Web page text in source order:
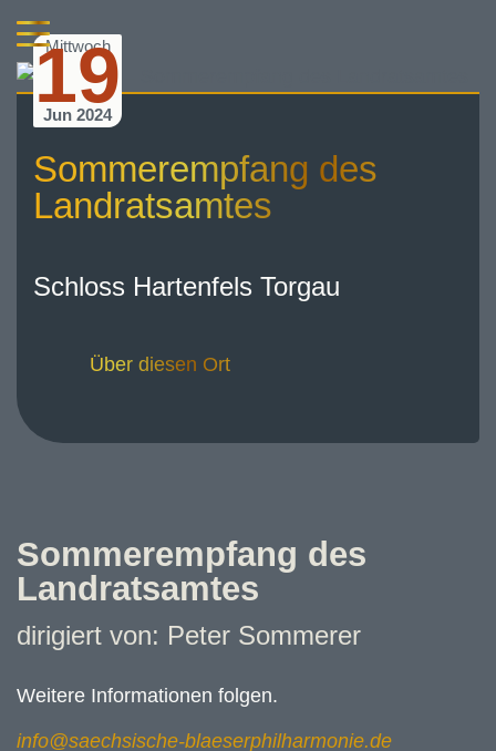
Mittwoch
19
Jun 2024
Sommerempfang des
Landratsamtes
Schloss Hartenfels Torgau
Über diesen Ort
Sommerempfang des
Landratsamtes
dirigiert von: Peter Sommerer
Weitere Informationen folgen.